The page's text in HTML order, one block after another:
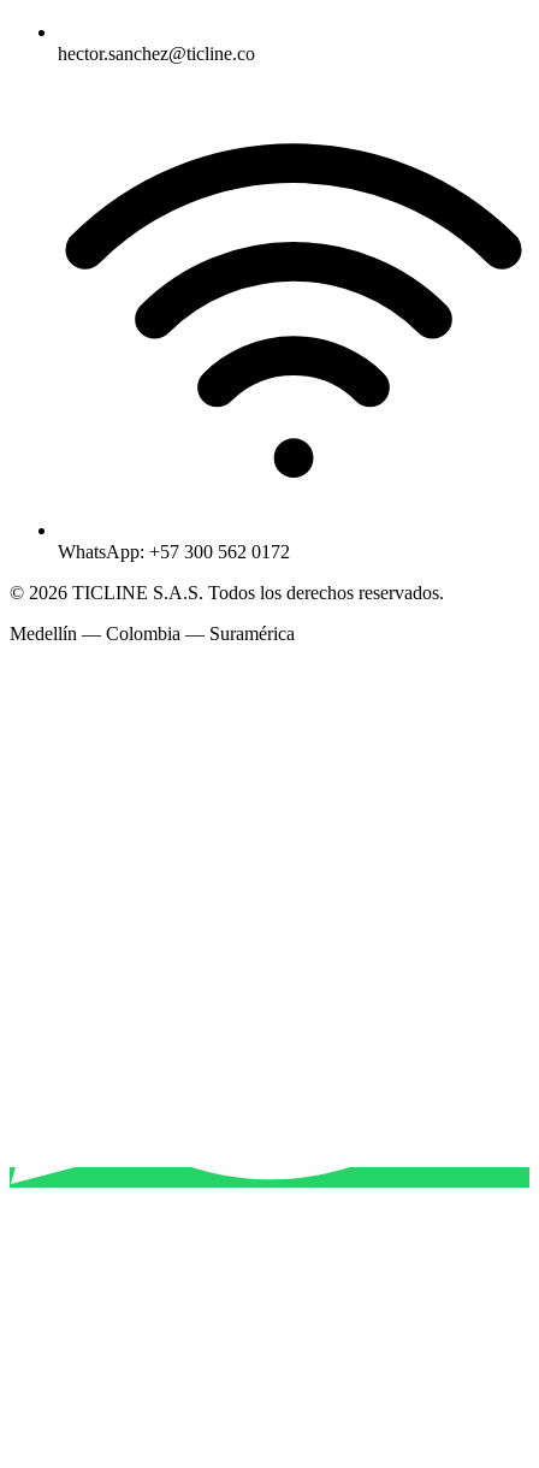
hector.sanchez@ticline.co
WhatsApp: +57 300 562 0172
© 2026 TICLINE S.A.S. Todos los derechos reservados.
Medellín — Colombia — Suramérica